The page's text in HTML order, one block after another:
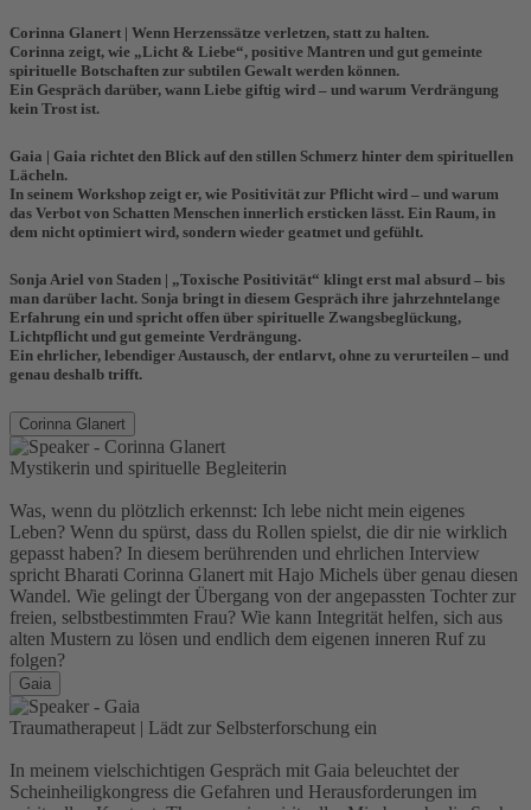
Corinna Glanert | Wenn Herzenssätze verletzen, statt zu halten.
Corinna zeigt, wie „Licht & Liebe“, positive Mantren und gut gemeinte
spirituelle Botschaften zur subtilen Gewalt werden können.
Ein Gespräch darüber, wann Liebe giftig wird – und warum Verdrängung
kein Trost ist.
Gaia | Gaia richtet den Blick auf den stillen Schmerz hinter dem spirituellen
Lächeln.
In seinem Workshop zeigt er, wie Positivität zur Pflicht wird – und warum
das Verbot von Schatten Menschen innerlich ersticken lässt. Ein Raum, in
dem nicht optimiert wird, sondern wieder geatmet und gefühlt.
Sonja Ariel von Staden | „Toxische Positivität“ klingt erst mal absurd – bis
man darüber lacht. Sonja bringt in diesem Gespräch ihre jahrzehntelange
Erfahrung ein und spricht offen über spirituelle Zwangsbeglückung,
Lichtpflicht und gut gemeinte Verdrängung.
Ein ehrlicher, lebendiger Austausch, der entlarvt, ohne zu verurteilen – und
genau deshalb trifft.
Corinna Glanert
Mystikerin und spirituelle Begleiterin
Was, wenn du plötzlich erkennst: Ich lebe nicht mein eigenes
Leben? Wenn du spürst, dass du Rollen spielst, die dir nie wirklich
gepasst haben? In diesem berührenden und ehrlichen Interview
spricht Bharati Corinna Glanert mit Hajo Michels über genau diesen
Wandel. Wie gelingt der Übergang von der angepassten Tochter zur
freien, selbstbestimmten Frau? Wie kann Integrität helfen, sich aus
alten Mustern zu lösen und endlich dem eigenen inneren Ruf zu
folgen?
Gaia
Traumatherapeut | Lädt zur Selbsterforschung ein
In meinem vielschichtigen Gespräch mit Gaia beleuchtet der
Scheinheiligkongress die Gefahren und Herausforderungen im